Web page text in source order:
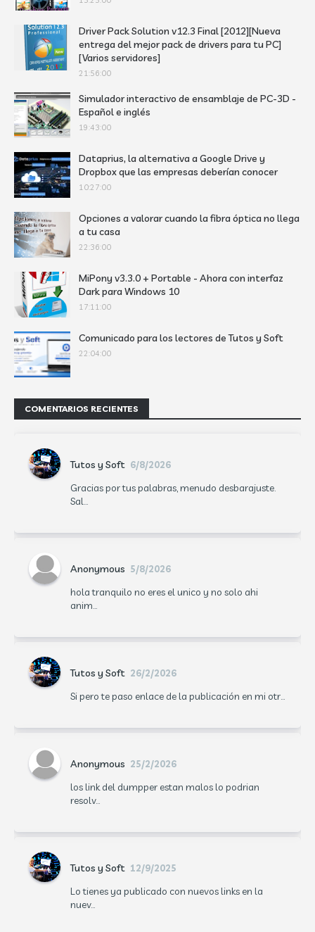
Driver Pack Solution v12.3 Final [2012][Nueva
entrega del mejor pack de drivers para tu PC]
[Varios servidores]
21:56:00
Simulador interactivo de ensamblaje de PC-3D -
Español e inglés
19:43:00
Dataprius, la alternativa a Google Drive y
Dropbox que las empresas deberían conocer
10:27:00
Opciones a valorar cuando la fibra óptica no llega
a tu casa
22:36:00
MiPony v3.3.0 + Portable - Ahora con interfaz
Dark para Windows 10
17:11:00
Comunicado para los lectores de Tutos y Soft
22:04:00
COMENTARIOS RECIENTES
Tutos y Soft 6/8/2026
Gracias por tus palabras, menudo desbarajuste.
Sal...
Anonymous 5/8/2026
hola tranquilo no eres el unico y no solo ahi
anim...
Tutos y Soft 26/2/2026
Si pero te paso enlace de la publicación en mi otr...
Anonymous 25/2/2026
los link del dumpper estan malos lo podrian
resolv...
Tutos y Soft 12/9/2025
Lo tienes ya publicado con nuevos links en la
nuev...